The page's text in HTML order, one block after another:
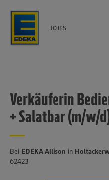
JOBS
Verkäuferin
+ Salatbar (m/w/
Bei EDEKA Allison in
62423